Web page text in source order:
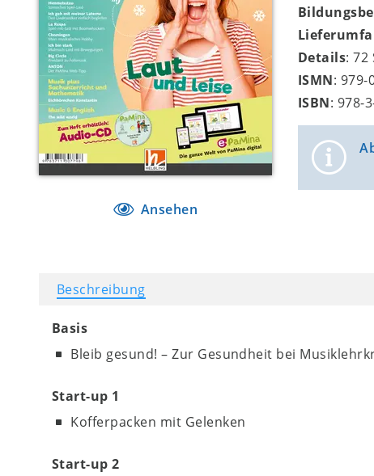
Ansehen
Details: 72
ISMN: 979-
ISBN: 978-
Beschreibung
Basis
Bleib gesund! – Zur Gesundheit bei
Start-up 1
Kofferpacken mit Gelenken
Start-up 2